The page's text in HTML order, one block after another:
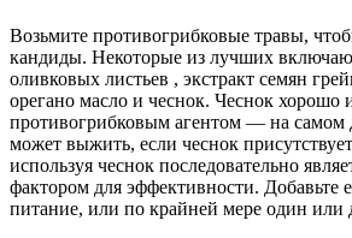
Возьмите противогрибковые травы,
кандиды. Некоторые из лучших
оливковых листьев , экстракт семян
орегано масло и чеснок. Чеснок
противогрибковым агентом — на самом
может выжить, если чеснок
используя чеснок последовательно
фактором для эффективности. Добавьте
питание, или по крайней мере один или